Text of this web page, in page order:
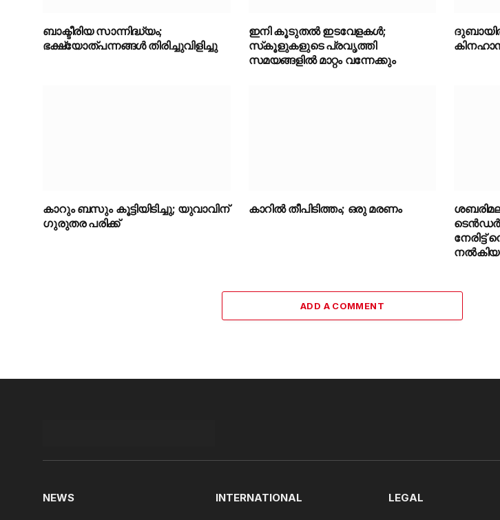
ബാക്ടീരിയ സാന്നിദ്ധ്യം;
ഭക്ഷ്യോത്പന്നങ്ങൾ തിരിച്ചുവിളിച്ചു
ഇനി കൂടുതൽ ഇടവേളകൾ;
സ്‌കൂളുകളുടെ പ്രവൃത്തി
സമയങ്ങളിൽ മാറ്റം വന്നേക്കും
ദുബായിൽ
കാറും ബസും കൂട്ടിയിടിച്ചു; യുവാവിന്
ഗുരുതര പരിക്ക്
കാറിൽ തീപിടിത്തം; ഒരു മരണം
ടെന്‍ഡര്‍
നേരിട്ട്
ADD A COMMENT
NEWS INTERNATIONAL LEGAL